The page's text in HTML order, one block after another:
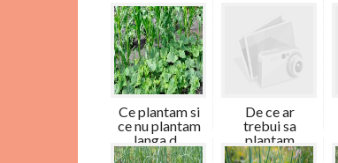
Ce plantam si
ce nu plantam
langa d...
De ce ar
trebui sa
plantam
musetel ...